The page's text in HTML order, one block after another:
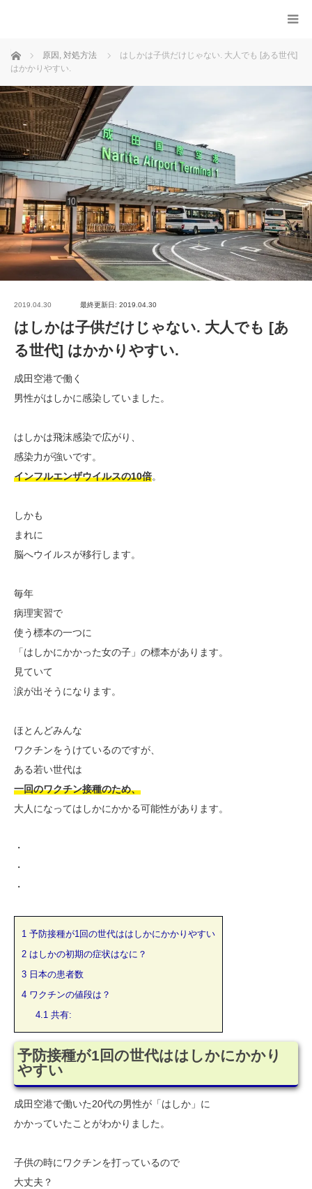
ホーム 原因 , 対処方法
はしかは子供だけじゃない. 大人でも [ある世代]
はかかりやすい.
2019.04.30 最終更新日: 2019.04.30
はしかは子供だけじゃない. 大人でも [あ
る世代] はかかりやすい.
成田空港で働く
男性がはしかに感染していました。
はしかは飛沫感染で広がり、
感染力が強いです。
インフルエンザウイルスの10倍。
しかも
まれに
脳へウイルスが移行します。
毎年
病理実習で
使う標本の一つに
「はしかにかかった女の子」の標本があります。
見ていて
涙が出そうになります。
ほとんどみんな
ワクチンをうけているのですが、
ある若い世代は
一回のワクチン接種のため、
大人になってはしかにかかる可能性があります。
・
・
・
1 予防接種が1回の世代ははしかにかかりやすい
2 はしかの初期の症状はなに？
3 日本の患者数
4 ワクチンの値段は？
4.1 共有:
予防接種が1回の世代ははしかにかかり
やすい
成田空港で働いた20代の男性が「はしか」に
かかっていたことがわかりました。
子供の時にワクチンを打っているので
大丈夫？